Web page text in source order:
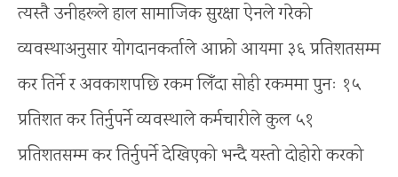
त्यस्तै उनीहरूले हाल सामाजिक सुरक्षा ऐनले गरेको
व्यवस्थाअनुसार योगदानकर्ताले आफ्नो आयमा ३६ प्रतिशतसम्म
कर तिर्ने र अवकाशपछि रकम लिँदा सोही रकममा पुनः १५
प्रतिशत कर तिर्नुपर्ने व्यवस्थाले कर्मचारीले कुल ५१
प्रतिशतसम्म कर तिर्नुपर्ने देखिएको भन्दै यस्तो दोहोरो करको